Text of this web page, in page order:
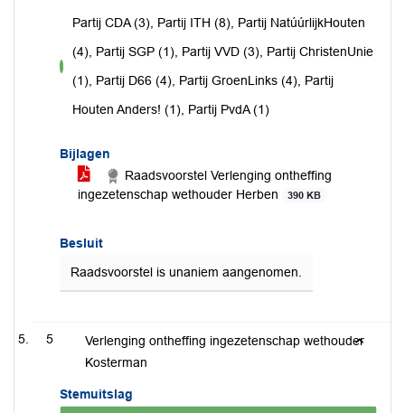
voor
Partij CDA (3), Partij ITH (8), Partij NatúúrlijkHouten
(4), Partij SGP (1), Partij VVD (3), Partij ChristenUnie
(1), Partij D66 (4), Partij GroenLinks (4), Partij
Houten Anders! (1), Partij PvdA (1)
Bijlagen
Raadsvoorstel Verlenging ontheffing
ingezetenschap wethouder Herben
390 KB
Besluit
Raadsvoorstel is unaniem aangenomen.
5
Verlenging ontheffing ingezetenschap wethouder
Kosterman
Stemuitslag